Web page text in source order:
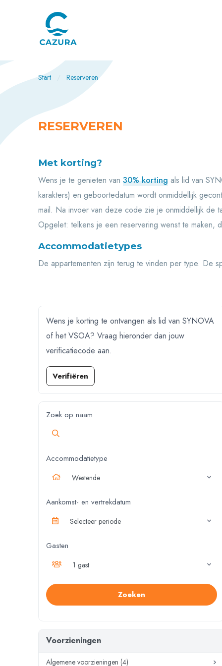
Start Reserveren
RESERVEREN
Met korting?
Wens je te genieten van 30% korting als lid van
karakters) en geboortedatum wordt onmiddellijk
mail. Na invoer van deze code zie je onmiddellijk de
Opgelet: telkens je een reservering wenst te maken,
Accommodatietypes
De appartementen zijn terug te vinden per type. De
Wens je korting te ontvangen als lid van SYNOVA
of het VSOA? Vraag hieronder dan jouw
verificatiecode aan.
Verifiëren
Zoek op naam
Accommodatietype
Westende
Aankomst- en vertrekdatum
Selecteer periode
Gasten
1 gast
Zoeken
Voorzieningen
Algemene voorzieningen (4)